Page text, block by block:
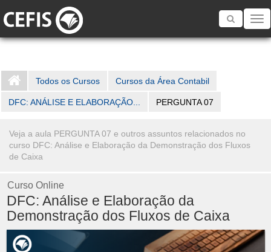
Toggle
Todos os Cursos Cursos da Área Contabil
DFC: ANÁLISE E ELABORAÇÃO... PERGUNTA 07
Veja a aula PERGUNTA 07 e outros assuntos relacionados no
curso DFC: Análise e Elaboração da Demonstração dos Fluxos
de Caixa
Curso Online
DFC: Análise e Elaboração da
Demonstração dos Fluxos de Caixa